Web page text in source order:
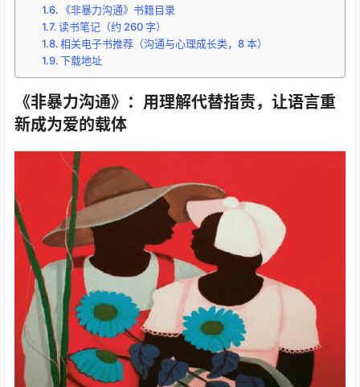
《非暴力沟通》书籍目录
读书笔记（约 260 字）
相关电子书推荐（沟通与心理成长类，8 本）
下载地址
《非暴力沟通》：用理解代替指责，让语言重
新成为爱的载体